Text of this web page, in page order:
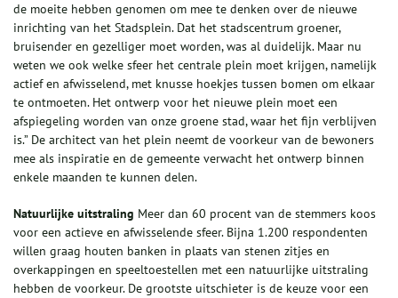
de moeite hebben genomen om mee te denken over de nieuwe
inrichting van het Stadsplein. Dat het stadscentrum groener,
bruisender en gezelliger moet worden, was al duidelijk. Maar nu
weten we ook welke sfeer het centrale plein moet krijgen, namelijk
actief en afwisselend, met knusse hoekjes tussen bomen om elkaar
te ontmoeten. Het ontwerp voor het nieuwe plein moet een
afspiegeling worden van onze groene stad, waar het fijn verblijven
is.” De architect van het plein neemt de voorkeur van de bewoners
mee als inspiratie en de gemeente verwacht het ontwerp binnen
enkele maanden te kunnen delen.
Natuurlijke uitstraling Meer dan 60 procent van de stemmers koos
voor een actieve en afwisselende sfeer. Bijna 1.200 respondenten
willen graag houten banken in plaats van stenen zitjes en
overkappingen en speeltoestellen met een natuurlijke uitstraling
hebben de voorkeur. De grootste uitschieter is de keuze voor een